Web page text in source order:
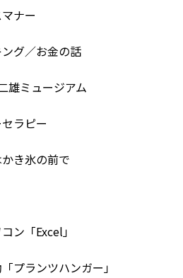
ナー
グ／お金の話
雄ミュージアム
ラピー
き氷の前で
ン「Excel」
プランツハンガー」